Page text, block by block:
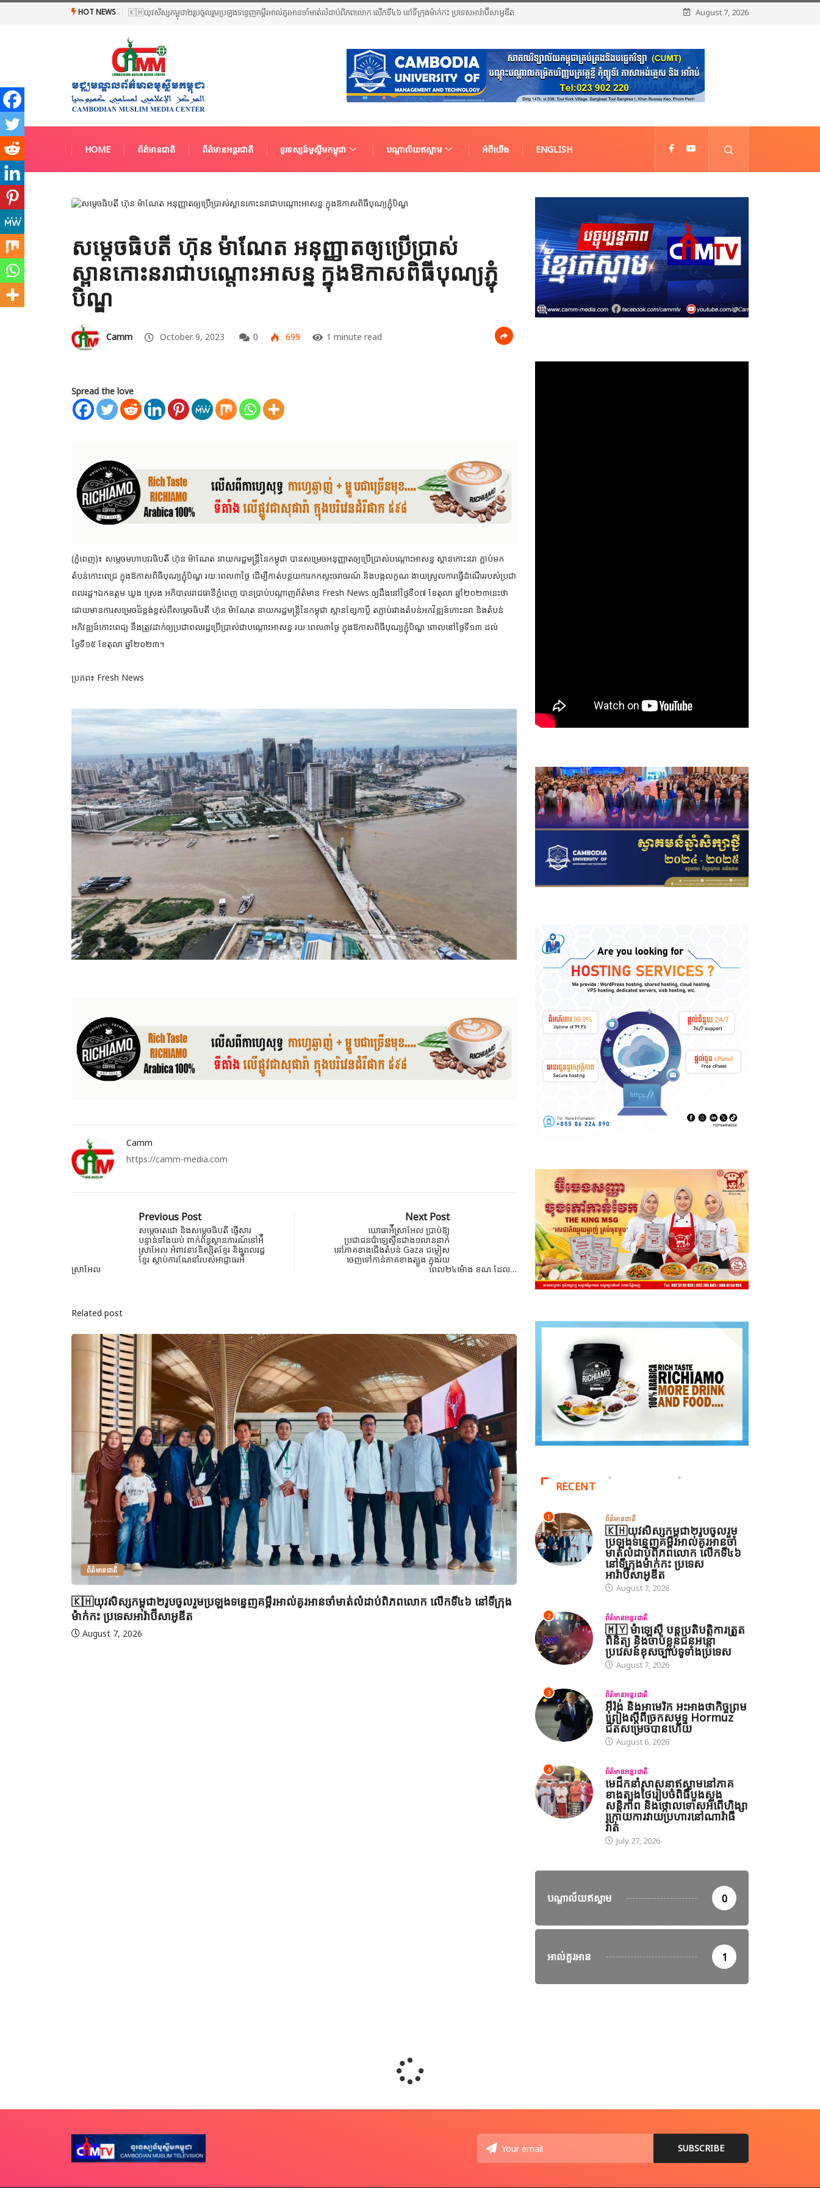
HOT NEWS 🇰🇭យុវសិស្សកម្ពុជា២រូបចូលរួមប្រឡងទន្ទេញគម្ពីរអាល់គូរអានចាំមាត់លំដាប់ពិភពលោក លើកទី៤៦ នៅទីក្រុងម៉ាក់កះ ប្រទេសអារ៉ាប៊ីសាអូឌីត August 7, 2026
HOME ព័ត៌មានជាតិ ព័ត៌មានអន្តរជាតិ ទូរទស្សន៍មូស្លីមកម្ពុជា បណ្តាល័យឥស្លាម អំពីយើង ENGLISH
សម្ដេចធិបតី ហ៊ុន ម៉ាណែត អនុញ្ញាតឲ្យប្រើប្រាស់
ស្ពានកោះនរាជាបណ្ដោះអាសន្ន ក្នុងឱកាសពិធីបុណ្យភ្ជុំ
បិណ្ឌ
Camm October 9, 2023 0 699 1 minute read
Spread the love
(ភ្នំពេញ)៖ សម្ដេចមហាបវរធិបតី ហ៊ុន ម៉ាណែត នាយករដ្ឋមន្ដ្រីនៃកម្ពុជា បានសម្រេចអនុញ្ញាតឲ្យប្រើប្រាស់បណ្ដោះអាសន្ន ស្ពានកោះនរា ភ្ជាប់មក
តំបន់កោះពេជ្រ ក្នុងឱកាសពិធីបុណ្យភ្ជុំបិណ្ឌ រយៈពេល៣ថ្ងៃ ដើម្បីកាត់បន្ថយការកកស្ទះចរាចរណ៍ និងបង្កលក្ខណៈងាយស្រួលការធ្វើដំណើររបស់ប្រជា
ពលរដ្ឋ។ឯកឧត្តម ឃួង ស្រេង អភិបាលរាជធានីភ្នំពេញ បានប្រាប់បណ្ដាញព័ត៌មាន Fresh News ឲ្យដឹងនៅថ្ងៃទី០៧ ខែតុលា ឆ្នាំ២០២៣នេះថា
ដោយមានការសម្រេចដ៏ខ្ពង់ខ្ពស់ពីសម្ដេចធិបតី ហ៊ុន ម៉ាណែត នាយករដ្ឋមន្ដ្រីនៃកម្ពុជា ស្ពានខ្សែកាប្លិ៍ តភ្ជាប់រវាងតំបន់អភវិឌ្ឍន៍កោះនរា និងតំបន់
អភិវឌ្ឍន៍កោះពេជ្យ នឹងត្រូវដាក់ឲ្យប្រជាពលរដ្ឋប្រើប្រាស់ជាបណ្ដោះអាសន្ន រយៈពេល៣ថ្ងៃ ក្នុងឱកាសពិធីបុណ្យភ្ជុំបិណ្ឌ ពោលនៅថ្ងៃទី១៣ ដល់
ថ្ងៃទី១៥ ខែតុលា ឆ្នាំ២០២៣។
ប្រភព៖ Fresh News
Camm
https://camm-media.com
Previous Post
សម្តេចតេជោ និងសម្តេចធិបតី ផ្ញើសារ
បន្ទាន់ទាំងយប់ ពាក់ព័ន្ធស្ថានការណ៍នៅអ៉ី
ស្រាអែល អំពាវនាវនិស្សិតខ្មែរ និងពលរដ្ឋ
ខ្មែរ ស្តាប់ការណែនាំរបស់អាជ្ញាធរអ៉ី
ស្រាអែល
Next Post
យោធាអ៉ីស្រាអែល ប្រាប់ឱ្យ
ប្រជាជនប៉ាឡេស្ទីនជាង១លាននាក់
នៅភាគខាងជើងតំបន់ Gaza ជម្លៀស
ចេញទៅកាន់ភាគខាងត្បូង ក្នុងរយ
ពេល២៤ម៉ោង ខណៈដែល…
Related post
ព័ត៌មានជាតិ
🇰🇭យុវសិស្សកម្ពុជា២រូបចូលរួមប្រឡងទន្ទេញគម្ពីរអាល់គូរអានចាំមាត់លំដាប់ពិភពលោក លើកទី៤៦ នៅទីក្រុង
ម៉ាក់កះ ប្រទេសអារ៉ាប៊ីសាអូឌីត
August 7, 2026
🇲🇾 ម៉ាឡេស៊ី បន្តប្រតិបត្តិការត្រួតពិនិត្យ និងចាប់ខ្លួនជនអន្តោប្រវេសន៍ខុ
August 7, 2026
RECENT
1 ព័ត៌មានជាតិ
🇰🇭យុវសិស្សកម្ពុជា២រូបចូលរួម
ប្រឡងទន្ទេញគម្ពីរអាល់គូរអានចាំ
មាត់លំដាប់ពិភពលោក លើកទី៤៦
នៅទីក្រុងម៉ាក់កះ ប្រទេស
អារ៉ាប៊ីសាអូឌីត
August 7, 2026
2 ព័ត៌មានអន្តរជាតិ
🇲🇾 ម៉ាឡេស៊ី បន្តប្រតិបត្តិការត្រួត
ពិនិត្យ និងចាប់ខ្លួនជនអន្តោ
ប្រវេសន៍ខុសច្បាប់ទូទាំងប្រទេស
August 7, 2026
3 ព័ត៌មានអន្តរជាតិ
អ៊ីរ៉ង់ និងអាមេរិក អះអាងថាកិច្ចព្រម
ព្រៀងស្តីពីច្រកសមុទ្ទ Hormuz
ជិតសម្រេចបានហើយ
August 6, 2026
4 ព័ត៌មានអន្តរជាតិ
មេដឹកនាំសាសនាឥស្លាមនៅភាគ
ខាងត្បូងថៃរៀបចំពិធីបួងសួង
សន្តិភាព និងថ្កោលទោសអំពើហិង្សា
ក្រោយការវាយប្រហារនៅណារ៉ាធី
វ៉ាត់
July 27, 2026
បណ្តាល័យឥស្លាម 0
អាល់គួរអាន 1